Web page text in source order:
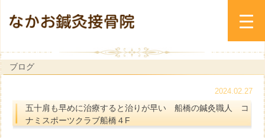
ブログ
2024.02.27
五十肩も早めに治療すると治りが早い 船橋の鍼灸職人 コ
ナミスポーツクラブ船橋４F